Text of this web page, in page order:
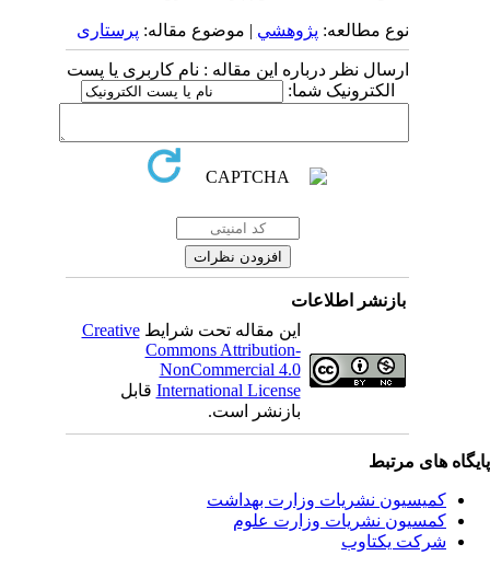
نوع مطالعه:پژوهشي| موضوع مقاله:پرستاری
ارسال نظر درباره این مقاله : نام کاربری یا پست
الکترونیک شما:
بازنشر اطلاعات
این مقاله تحت شرایطCreative
Commons Attribution-
NonCommercial 4.0
International Licenseقابل
بازنشر است.
های مرتبط
کمیسیون نشریات وزارت بهداشت
کمسیون نشریات وزارت علوم
شرکت یکتاوب